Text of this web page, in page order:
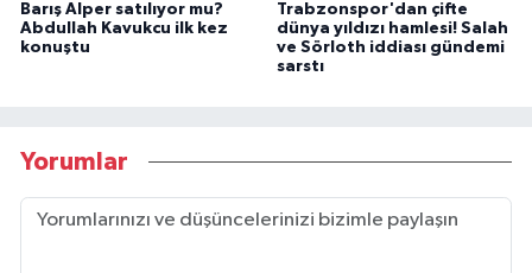
Barış Alper satılıyor mu?
Abdullah Kavukcu ilk kez
konuştu
Trabzonspor'dan çifte
dünya yıldızı hamlesi! Salah
ve Sörloth iddiası gündemi
sarstı
Yorumlar